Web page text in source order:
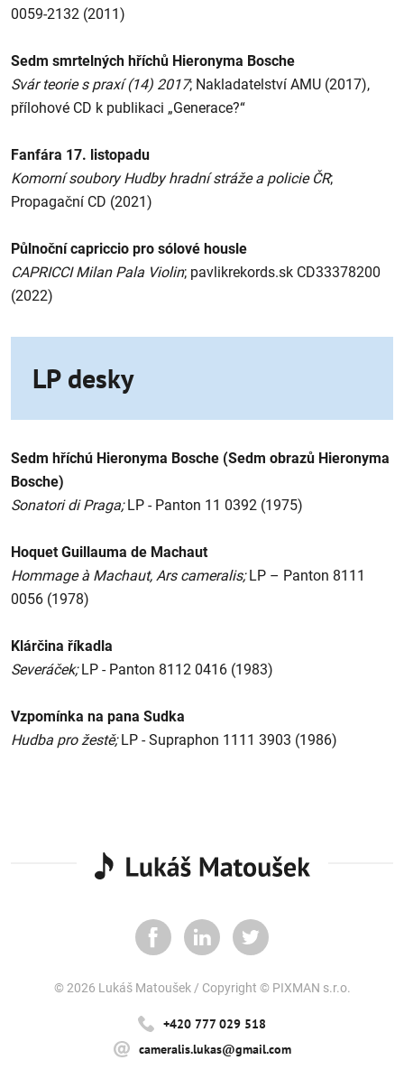
0059-2132 (2011)
Sedm smrtelných hříchů Hieronyma Bosche
Svár teorie s praxí (14) 2017; Nakladatelství AMU (2017),
přílohové CD k publikaci „Generace?“
Fanfára 17. listopadu
Komorní soubory Hudby hradní stráže a policie ČR;
Propagační CD (2021)
Půlnoční capriccio pro sólové housle
CAPRICCI Milan Pala Violin; pavlikrekords.sk CD33378200
(2022)
LP desky
Sedm hříchú Hieronyma Bosche (Sedm obrazů Hieronyma
Bosche)
Sonatori di Praga;LP - Panton 11 0392 (1975)
Hoquet Guillauma de Machaut
Hommage à Machaut, Ars cameralis;LP – Panton 8111
0056 (1978)
Klárčina říkadla
Severáček;LP - Panton 8112 0416 (1983)
Vzpomínka na pana Sudka
Hudba pro žestě;LP - Supraphon 1111 3903 (1986)
© 2026 Lukáš Matoušek/ Copyright © PIXMAN s.r.o.
+420 777 029 518
cameralis.lukas@gmail.com